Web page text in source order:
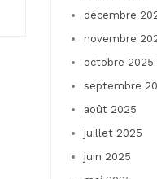
décembre
novembre
octobre 2025
septembre
août 2025
juillet 2025
juin 2025